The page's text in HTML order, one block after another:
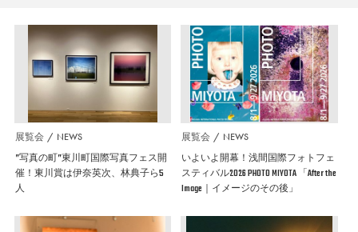
展覧会 NEWS
”写真の町”東川町国際写真フェス開
催！東川賞は伊奈英次、林典子ら5
人
展覧会 NEWS
いよいよ開幕！浅間国際フォトフェ
スティバル2026 PHOTO MIYOTA 「After the
Image｜イメージのその後」